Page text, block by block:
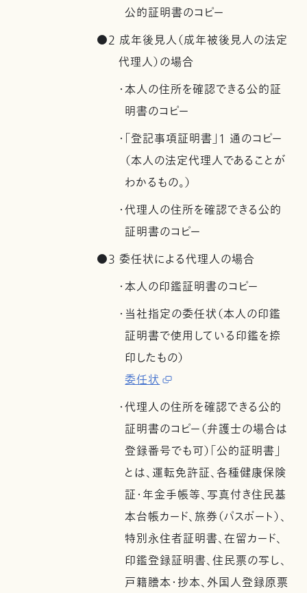
公的証明書のコピー
●2 成年後見人（成年被後見人の法定
代理人）の場合
・本人の住所を確認できる公的証
明書のコピー
・「登記事項証明書」1 通のコピー
（本人の法定代理人であることが
わかるもの。）
・代理人の住所を確認できる公的
証明書のコピー
●3 委任状による代理人の場合
・本人の印鑑証明書のコピー
・当社指定の委任状（本人の印鑑
証明書で使用している印鑑を捺
印したもの）
委任状
・代理人の住所を確認できる公的
証明書のコピー（弁護士の場合は
登録番号でも可）「公的証明書」
とは、運転免許証、各種健康保険
証・年金手帳等、写真付き住民基
本台帳カード、旅券（パスポート）、
特別永住者証明書、在留カード、
印鑑登録証明書、住民票の写し、
戸籍謄本・抄本、外国人登録原票